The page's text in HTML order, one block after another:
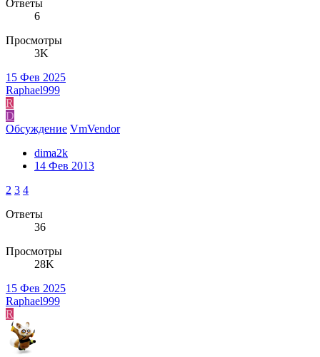
Ответы
6
Просмотры
3K
15 Фев 2025
Raphael999
R
D
Обсуждение VmVendor
dima2k
14 Фев 2013
2 3 4
Ответы
36
Просмотры
28K
15 Фев 2025
Raphael999
R